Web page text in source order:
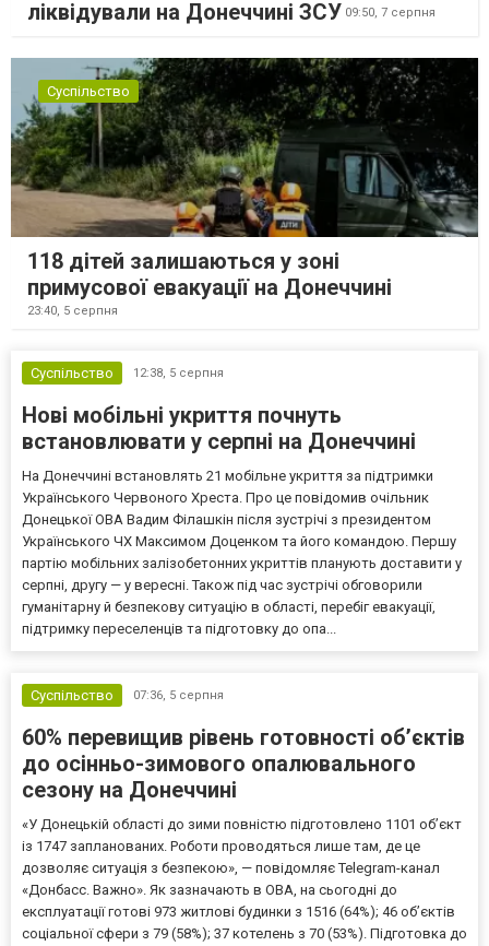
ліквідували на Донеччині ЗСУ 09:50, 7 серпня
Суспільство
118 дітей залишаються у зоні
примусової евакуації на Донеччині
23:40, 5 серпня
Суспільство 12:38, 5 серпня
Нові мобільні укриття почнуть
встановлювати у серпні на Донеччині
На Донеччині встановлять 21 мобільне укриття за підтримки
Українського Червоного Хреста. Про це повідомив очільник
Донецької ОВА Вадим Філашкін після зустрічі з президентом
Українського ЧХ Максимом Доценком та його командою. Першу
партію мобільних залізобетонних укриттів планують доставити у
серпні, другу — у вересні. Також під час зустрічі обговорили
гуманітарну й безпекову ситуацію в області, перебіг евакуації,
підтримку переселенців та підготовку до опа...
Суспільство 07:36, 5 серпня
60% перевищив рівень готовності об’єктів
до осінньо-зимового опалювального
сезону на Донеччині
«У Донецькій області до зими повністю підготовлено 1101 об’єкт
із 1747 запланованих. Роботи проводяться лише там, де це
дозволяє ситуація з безпекою», — повідомляє Telegram-канал
«Донбасс. Важно». Як зазначають в ОВА, на сьогодні до
експлуатації готові 973 житлові будинки з 1516 (64%); 46 об’єктів
соціальної сфери з 79 (58%); 37 котелень з 70 (53%). Підготовка до